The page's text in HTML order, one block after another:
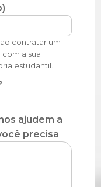
contratar um
a sua
estudantil.
ajudem a
precisa